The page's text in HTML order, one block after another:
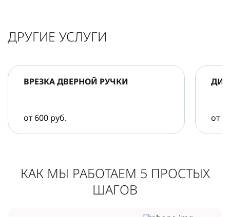
ДРУГИЕ УСЛУГИ
ВРЕЗКА ДВЕРНОЙ РУЧКИ
от 600 руб. от
КАК МЫ РАБОТАЕМ 5 ПРОСТЫХ
ШАГОВ